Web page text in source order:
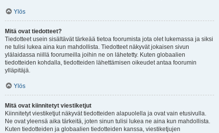
Ylös
Mitä ovat tiedotteet?
Tiedotteet usein sisältävät tärkeää tietoa foorumista jota olet lukemassa ja siksi
ne tulisi lukea aina kun mahdollista. Tiedotteet näkyvät jokaisen sivun
ylälaidassa niillä foorumeilla joihin ne on lähetetty. Kuten globaalien
tiedotteiden kohdalla, tiedotteiden lähettämisen oikeudet antaa foorumin
ylläpitäjä.
Ylös
Mitä ovat kiinnitetyt viestiketjut
Kiinnitetyt viestiketjut näkyvät tiedotteiden alapuolella ja ovat vain etusivulla.
Ne ovat yleensä aika tärkeitä, joten sinun tulisi lukea ne aina kun mahdollista.
Kuten tiedotteiden ja globaalien tiedotteiden kanssa, viestiketjujen